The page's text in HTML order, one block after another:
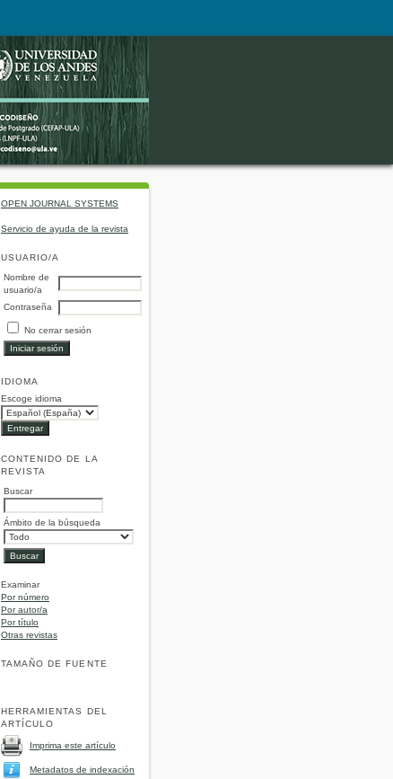
OPEN JOURNAL SYSTEMS
Servicio de ayuda de la revista
USUARIO/A
Nombre de
usuario/a
Contraseña
No cerrar sesión
IDIOMA
Escoge idioma
CONTENIDO DE LA
REVISTA
Buscar
Ámbito de la búsqueda
Examinar
Por número
Por autor/a
Por título
Otras revistas
TAMAÑO DE FUENTE
HERRAMIENTAS DEL
ARTÍCULO
Imprima este artículo
Metadatos de indexación